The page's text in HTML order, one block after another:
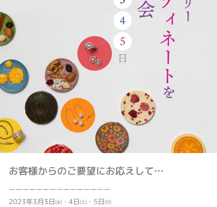
お客様からのご要望にお応えして…
ーーーーーーーーーーーーーーー
2023年3月3日㈮・4日㈯・5日㈰